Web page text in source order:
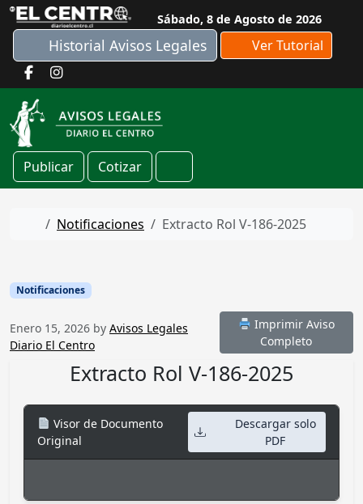
Skip to content
Sábado, 8 de Agosto de 2026
Historial Avisos Legales Ver Tutorial
Publicar Cotizar
Cart
Home
Notificaciones Extracto Rol V-186-2025
Notificaciones
Enero 15, 2026 by Avisos Legales
Diario El Centro
Imprimir Aviso
Completo
Extracto Rol V-186-2025
Visor de Documento
Original
Descargar solo
PDF